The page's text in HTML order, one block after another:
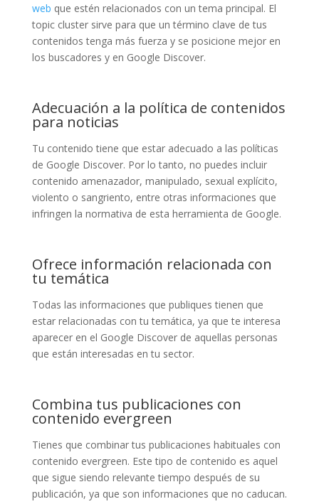
web que estén relacionados con un tema principal. El
topic cluster sirve para que un término clave de tus
contenidos tenga más fuerza y se posicione mejor en
los buscadores y en Google Discover.
Adecuación a la política de contenidos
para noticias
Tu contenido tiene que estar adecuado a las políticas
de Google Discover. Por lo tanto, no puedes incluir
contenido amenazador, manipulado, sexual explícito,
violento o sangriento, entre otras informaciones que
infringen la normativa de esta herramienta de Google.
Ofrece información relacionada con
tu temática
Todas las informaciones que publiques tienen que
estar relacionadas con tu temática, ya que te interesa
aparecer en el Google Discover de aquellas personas
que están interesadas en tu sector.
Combina tus publicaciones con
contenido evergreen
Tienes que combinar tus publicaciones habituales con
contenido evergreen. Este tipo de contenido es aquel
que sigue siendo relevante tiempo después de su
publicación, ya que son informaciones que no caducan.